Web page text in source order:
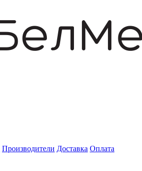
Производители Доставка Оплата